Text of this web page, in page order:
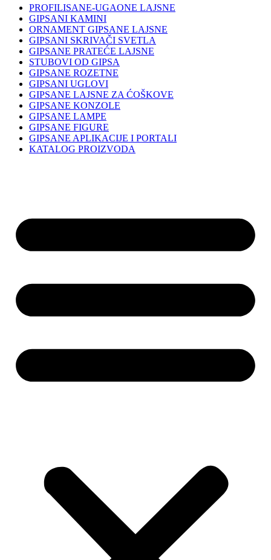
PROFILISANE-UGAONE LAJSNE
GIPSANI KAMINI
ORNAMENT GIPSANE LAJSNE
GIPSANI SKRIVAČI SVETLA
GIPSANE PRATEĆE LAJSNE
STUBOVI OD GIPSA
GIPSANE ROZETNE
GIPSANI UGLOVI
GIPSANE LAJSNE ZA ĆOŠKOVE
GIPSANE KONZOLE
GIPSANE LAMPE
GIPSANE FIGURE
GIPSANE APLIKACIJE I PORTALI
KATALOG PROIZVODA